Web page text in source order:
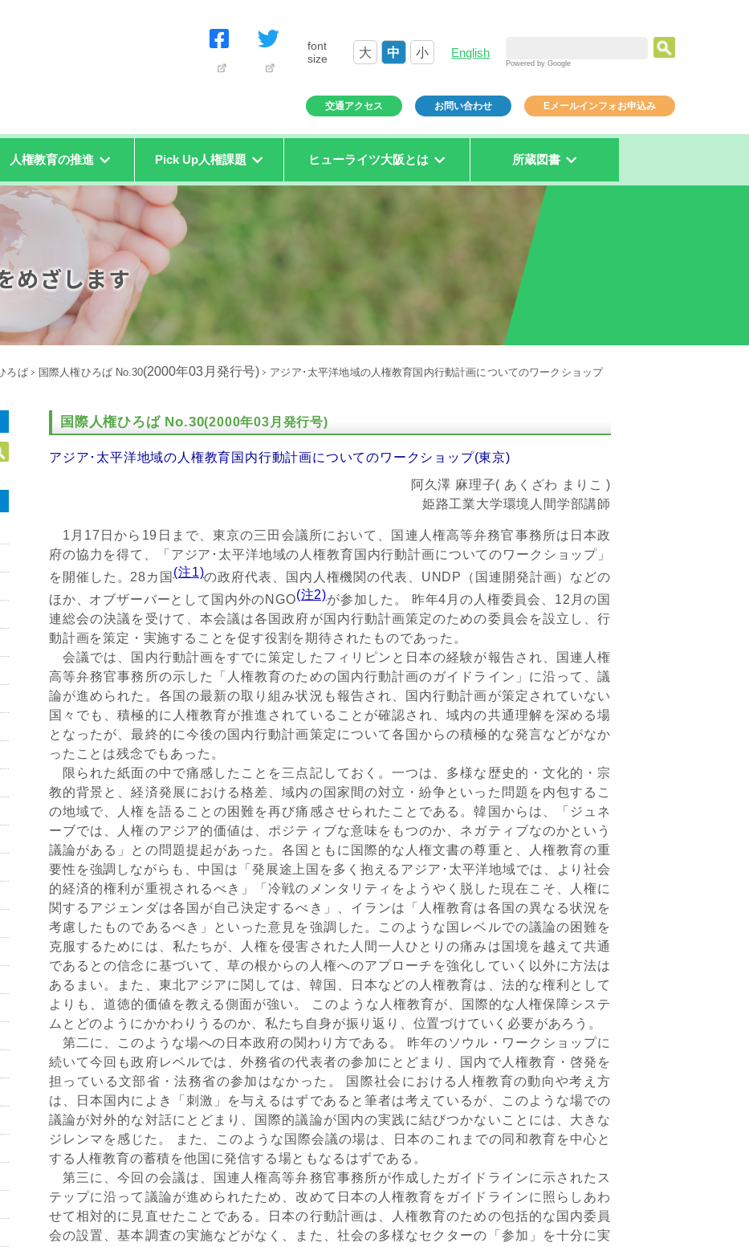
font
size
大 中 小 English
Powered by Google
交通アクセス お問い合わせ Eメールインフォお申込み
人権教育の推進 Pick Up人権課題 ヒューライツ大阪とは 所蔵図書
めざします
ろば 国際人権ひろば No.30(2000年03月発行号)
アジア･太平洋地域の人権教育国内行動計画についてのワークショップ
国際人権ひろば No.30(2000年03月発行号)
アジア･太平洋地域の人権教育国内行動計画についてのワークショップ(東京)
阿久澤 麻理子( あくざわ まりこ )
姫路工業大学環境人間学部講師
1月17日から19日まで、東京の三田会議所において、国連人権高等弁務官事務所は日本政
府の協力を得て、「アジア･太平洋地域の人権教育国内行動計画についてのワークショップ」
を開催した。28カ国 (注1)の政府代表、国内人権機関の代表、UNDP（国連開発計画）などの
ほか、オブザーバーとして国内外のNGO(注2)が参加した。 昨年4月の人権委員会、12月の国
連総会の決議を受けて、本会議は各国政府が国内行動計画策定のための委員会を設立し、行
動計画を策定・実施することを促す役割を期待されたものであった。
会議では、国内行動計画をすでに策定したフィリピンと日本の経験が報告され、国連人権
高等弁務官事務所の示した「人権教育のための国内行動計画のガイドライン」に沿って、議
論が進められた。各国の最新の取り組み状況も報告され、国内行動計画が策定されていない
国々でも、積極的に人権教育が推進されていることが確認され、域内の共通理解を深める場
となったが、最終的に今後の国内行動計画策定について各国からの積極的な発言などがなか
ったことは残念でもあった。
限られた紙面の中で痛感したことを三点記しておく。一つは、多様な歴史的・文化的・宗
教的背景と、経済発展における格差、域内の国家間の対立・紛争といった問題を内包するこ
の地域で、人権を語ることの困難を再び痛感させられたことである。韓国からは、「ジュネ
ーブでは、人権のアジア的価値は、ポジティブな意味をもつのか、ネガティブなのかという
議論がある」との問題提起があった。各国ともに国際的な人権文書の尊重と、人権教育の重
要性を強調しながらも、中国は「発展途上国を多く抱えるアジア･太平洋地域では、より社会
的経済的権利が重視されるべき」「冷戦のメンタリティをようやく脱した現在こそ、人権に
関するアジェンダは各国が自己決定するべき」、イランは「人権教育は各国の異なる状況を
考慮したものであるべき」といった意見を強調した。このような国レベルでの議論の困難を
克服するためには、私たちが、人権を侵害された人間一人ひとりの痛みは国境を越えて共通
であるとの信念に基づいて、草の根からの人権へのアプローチを強化していく以外に方法は
あるまい。また、東北アジアに関しては、韓国、日本などの人権教育は、法的な権利として
よりも、道徳的価値を教える側面が強い。 このような人権教育が、国際的な人権保障システ
ムとどのようにかかわりうるのか、私たち自身が振り返り、位置づけていく必要があろう。
第二に、このような場への日本政府の関わり方である。 昨年のソウル・ワークショップに
続いて今回も政府レベルでは、外務省の代表者の参加にとどまり、国内で人権教育・啓発を
担っている文部省・法務省の参加はなかった。 国際社会における人権教育の動向や考え方
は、日本国内によき「刺激」を与えるはずであると筆者は考えているが、このような場での
議論が対外的な対話にとどまり、国際的議論が国内の実践に結びつかないことには、大きな
ジレンマを感じた。 また、このような国際会議の場は、日本のこれまでの同和教育を中心と
する人権教育の蓄積を他国に発信する場ともなるはずである。
第三に、今回の会議は、国連人権高等弁務官事務所が作成したガイドラインに示されたス
テップに沿って議論が進められたため、改めて日本の人権教育をガイドラインに照らしあわ
せて相対的に見直せたことである。日本の行動計画は、人権教育のための包括的な国内委員
会の設置、基本調査の実施などがなく、また、社会の多様なセクターの「参加」を十分に実